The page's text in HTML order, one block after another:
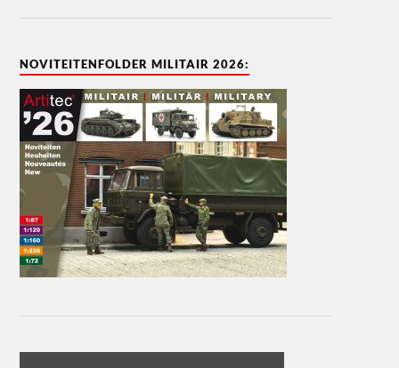
NOVITEITENFOLDER MILITAIR 2026: